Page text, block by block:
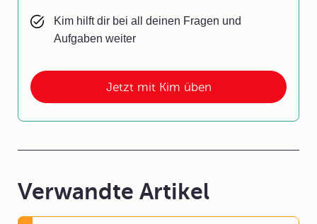
Jetzt mit Kim üben
Kim hilft dir bei all deinen Fragen und
Aufgaben weiter
Verwandte Artikel